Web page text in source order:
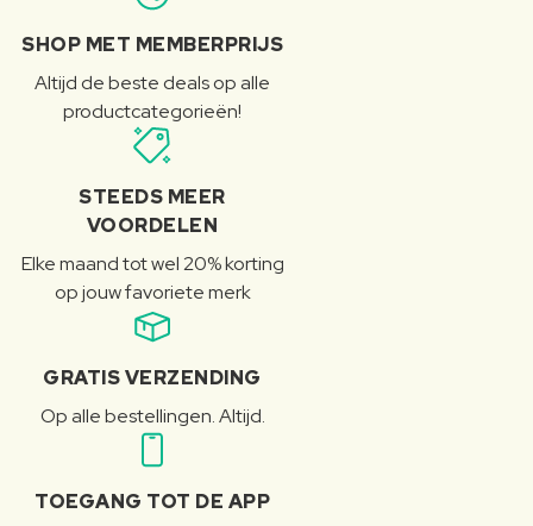
SHOP MET MEMBERPRIJS
Altijd de beste deals op alle
productcategorieën!
STEEDS MEER
VOORDELEN
Elke maand tot wel 20% korting
op jouw favoriete merk
GRATIS VERZENDING
Op alle bestellingen. Altijd.
TOEGANG TOT DE APP